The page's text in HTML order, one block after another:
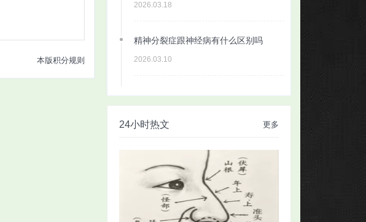
2026.03.18
精神分裂症跟神经病有什么区别吗
2026.03.10
更多
24小时热文
本版积分规则